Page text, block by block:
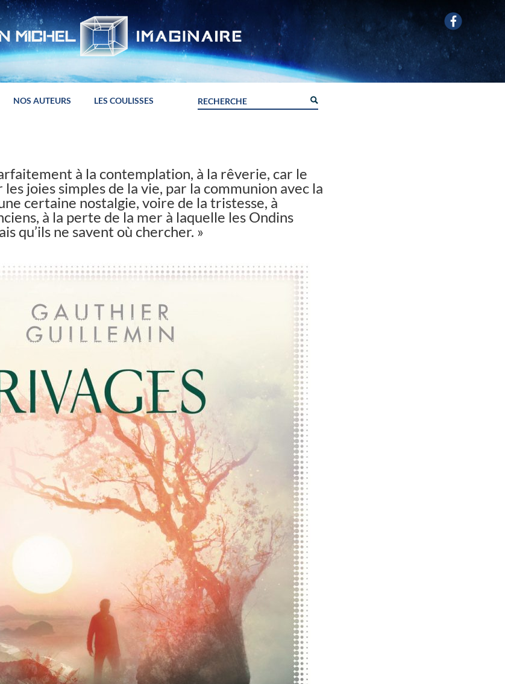
NOS AUTEURS LES COULISSES
à la contemplation, à la rêverie, car le
joies simples de la vie, par la communion avec la
certaine nostalgie, voire de la tristesse, à
à la perte de la mer à laquelle les Ondins
qu’ils ne savent où chercher. »